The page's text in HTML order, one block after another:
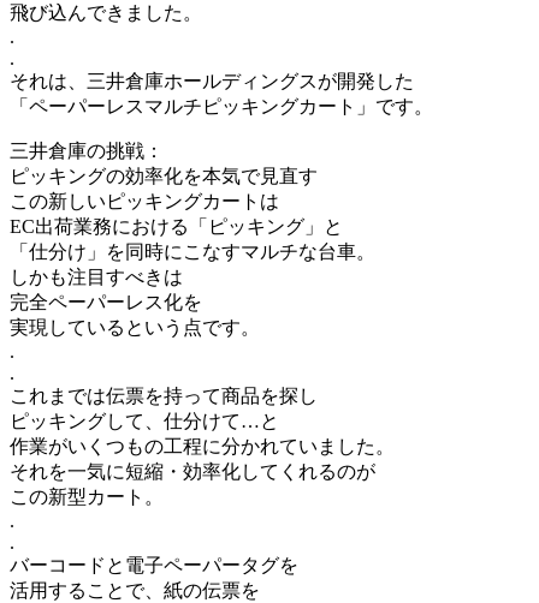
飛び込んできました。
.
.
それは、三井倉庫ホールディングスが開発した
「ペーパーレスマルチピッキングカート」です。
三井倉庫の挑戦：
ピッキングの効率化を本気で見直す
この新しいピッキングカートは
EC出荷業務における「ピッキング」と
「仕分け」を同時にこなすマルチな台車。
しかも注目すべきは
完全ペーパーレス化を
実現しているという点です。
.
.
これまでは伝票を持って商品を探し
ピッキングして、仕分けて…と
作業がいくつもの工程に分かれていました。
それを一気に短縮・効率化してくれるのが
この新型カート。
.
.
バーコードと電子ペーパータグを
活用することで、紙の伝票を